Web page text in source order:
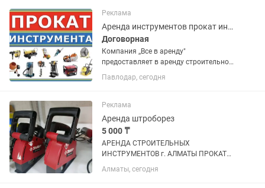
Реклама
Аренда инструментов прокат инструмента прокат оборудования
Договорная
Компания ,,Все в аренду"
предоставляет в аренду строительное
оборудования Звоните: Работаем без
выходных с 9:00 до 19:00 Мы
36 Без какого либо залога....
Павлодар, сегодня
Реклама
Аренда штроборез
5 000 ₸
АРЕНДА СТРОИТЕЛЬНЫХ
ИНСТРУМЕНТОВ г. АЛМАТЫ ПРОКАТ
ПЛЮС Адрес: Аксай 1а 27 Б/1 (
напротив кар сити) Быстро, удобно,
Алматы, сегодня